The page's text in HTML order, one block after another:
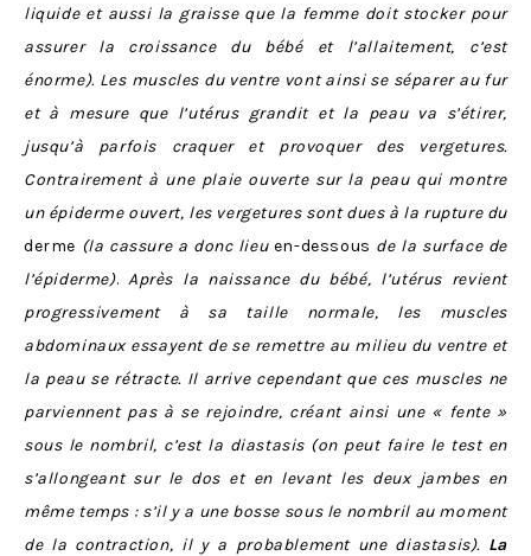
liquide et aussi la graisse que la femme doit stocker pour
assurer la croissance du bébé et l’allaitement, c’est
énorme). Les muscles du ventre vont ainsi se séparer au fur
et à mesure que l’utérus grandit et la peau va s’étirer,
jusqu’à parfois craquer et provoquer des vergetures.
Contrairement à une plaie ouverte sur la peau qui montre
un épiderme ouvert, les vergetures sont dues à la rupture du
derme (la cassure a donc lieu en-dessous de la surface de
l’épiderme). Après la naissance du bébé, l’utérus revient
progressivement à sa taille normale, les muscles
abdominaux essayent de se remettre au milieu du ventre et
la peau se rétracte. Il arrive cependant que ces muscles ne
parviennent pas à se rejoindre, créant ainsi une « fente »
sous le nombril, c’est la diastasis (on peut faire le test en
s’allongeant sur le dos et en levant les deux jambes en
même temps : s’il y a une bosse sous le nombril au moment
de la contraction, il y a probablement une diastasis). La